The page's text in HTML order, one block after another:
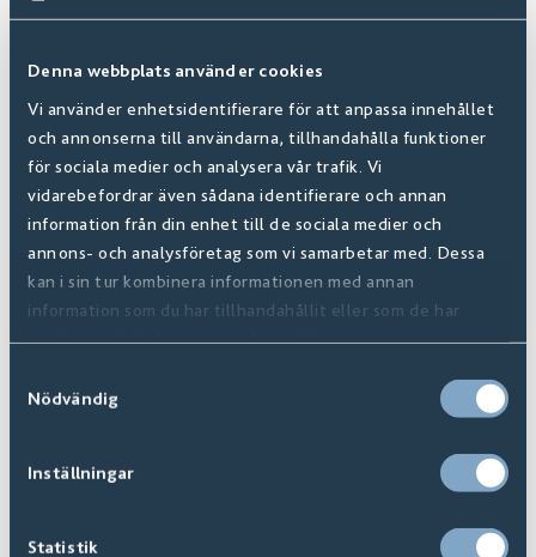
Denna webbplats använder cookies
Vi använder enhetsidentifierare för att anpassa innehållet
och annonserna till användarna, tillhandahålla funktioner
för sociala medier och analysera vår trafik. Vi
vidarebefordrar även sådana identifierare och annan
information från din enhet till de sociala medier och
annons- och analysföretag som vi samarbetar med. Dessa
kan i sin tur kombinera informationen med annan
information som du har tillhandahållit eller som de har
samlat in när du har använt deras tjänster.
Nödvändig
Inställningar
Statistik
Heritage
Finns i16+ Varianter